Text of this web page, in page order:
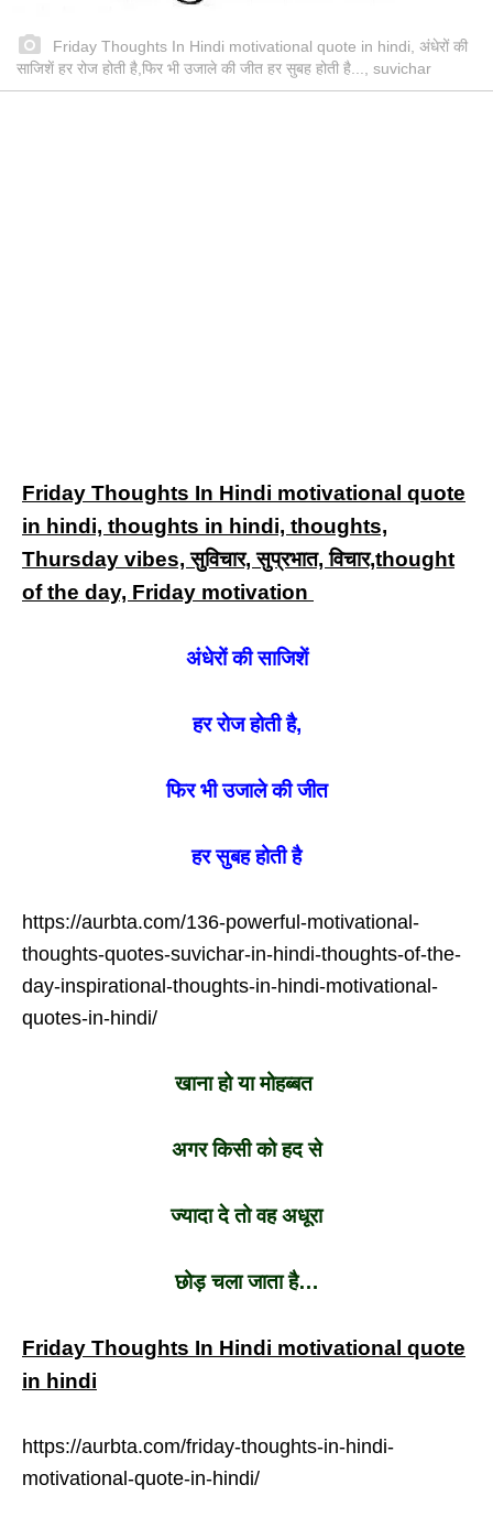
Friday Thoughts In Hindi motivational quote in hindi, अंधेरों की
साजिशें हर रोज होती है,फिर भी उजाले की जीत हर सुबह होती है..., suvichar
Friday Thoughts In Hindi motivational quote
in hindi, thoughts in hindi, thoughts,
Thursday vibes, सुविचार, सुप्रभात, विचार,thought
of the day, Friday motivation
अंधेरों की साजिशें
हर रोज होती है,
फिर भी उजाले की जीत
हर सुबह होती है
https://aurbta.com/136-powerful-motivational-
thoughts-quotes-suvichar-in-hindi-thoughts-of-the-
day-inspirational-thoughts-in-hindi-motivational-
quotes-in-hindi/
खाना हो या मोहब्बत
अगर किसी को हद से
ज्यादा दे तो वह अधूरा
छोड़ चला जाता है…
Friday Thoughts In Hindi motivational quote
in hindi
https://aurbta.com/friday-thoughts-in-hindi-
motivational-quote-in-hindi/